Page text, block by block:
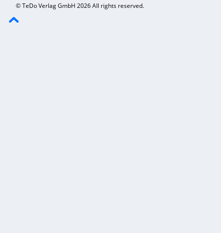
© TeDo Verlag GmbH 2026 All rights reserved.